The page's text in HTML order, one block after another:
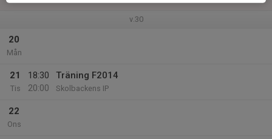
v.30
20
Mån
21
Tis
18:30
20:00
Träning F2014
Skolbackens IP
22
Ons